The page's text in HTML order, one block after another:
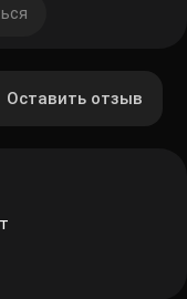
Оставить отзыв